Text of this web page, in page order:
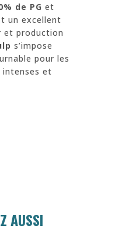
de PG et
un excellent
et production
s’impose
pour les
intenses et
AUSSI